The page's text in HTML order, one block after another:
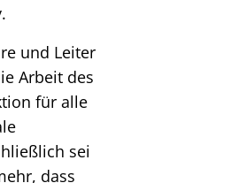
und Leiter
Arbeit des
für alle
sei
dass